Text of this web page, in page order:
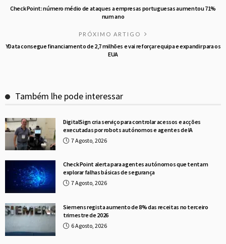
Check Point: número médio de ataques a empresas portuguesas aumentou 71%
num ano
PRÓXIMO ARTIGO
YData consegue financiamento de 2,7 milhões e vai reforçar equipa e expandir para os
EUA
Também lhe pode interessar
DigitalSign cria serviço para controlar acessos e acções
executadas por robots autónomos e agentes de IA
7 Agosto, 2026
Check Point alerta para agentes autónomos que tentam
explorar falhas básicas de segurança
7 Agosto, 2026
Siemens regista aumento de 8% das receitas no terceiro
trimestre de 2026
6 Agosto, 2026